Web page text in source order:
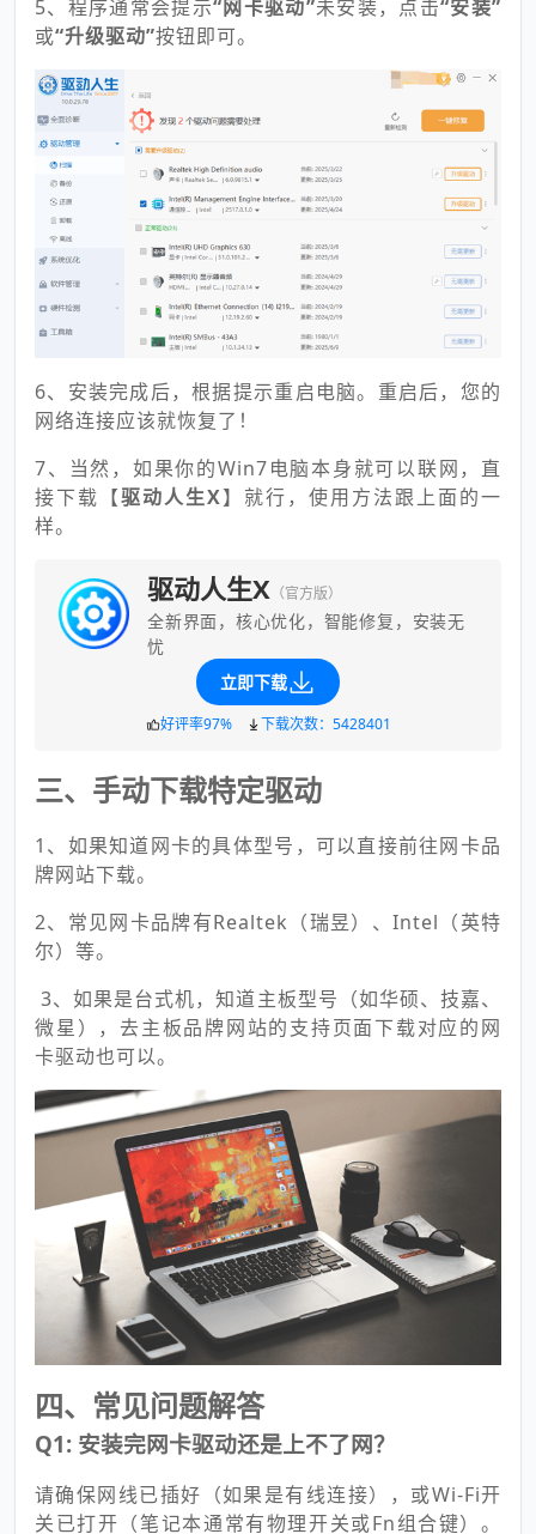
5、程序通常会提示“网卡驱动”未安装，点击“安装”
或“升级驱动”按钮即可。
6、安装完成后，根据提示重启电脑。重启后，您的
网络连接应该就恢复了！
7、当然，如果你的Win7电脑本身就可以联网，直
接下载【驱动人生X】就行，使用方法跟上面的一
样。
驱动人生X （官方版）
全新界面，核心优化，智能修复，安装无
忧
立即下载
好评率97% 下载次数：5428401
三、手动下载特定驱动
1、如果知道网卡的具体型号，可以直接前往网卡品
牌网站下载。
2、常见网卡品牌有Realtek（瑞昱）、Intel（英特
尔）等。
3、如果是台式机，知道主板型号（如华硕、技嘉、
微星），去主板品牌网站的支持页面下载对应的网
卡驱动也可以。
四、常见问题解答
Q1: 安装完网卡驱动还是上不了网？
请确保网线已插好（如果是有线连接），或Wi-Fi开
关已打开（笔记本通常有物理开关或Fn组合键）。